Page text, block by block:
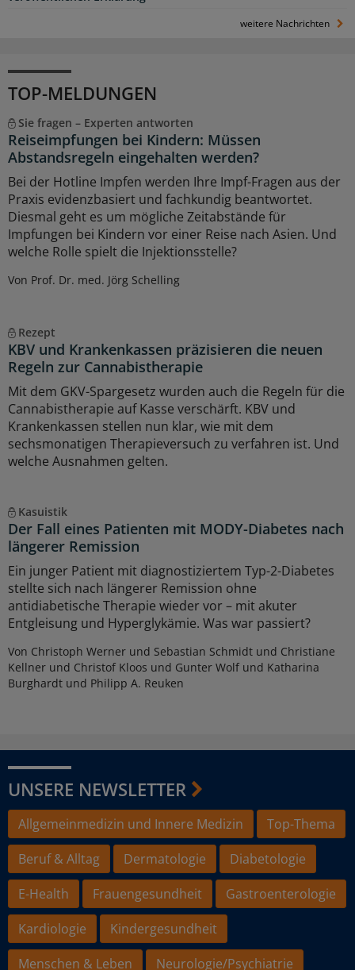
weitere Nachrichten
TOP-MELDUNGEN
Sie fragen – Experten antworten
Reiseimpfungen bei Kindern: Müssen
Abstandsregeln eingehalten werden?
Bei der Hotline Impfen werden Ihre Impf-Fragen aus der
Praxis evidenzbasiert und fachkundig beantwortet.
Diesmal geht es um mögliche Zeitabstände für
Impfungen bei Kindern vor einer Reise nach Asien. Und
welche Rolle spielt die Injektionsstelle?
Von Prof. Dr. med. Jörg Schelling
Rezept
KBV und Krankenkassen präzisieren die neuen
Regeln zur Cannabistherapie
Mit dem GKV-Spargesetz wurden auch die Regeln für die
Cannabistherapie auf Kasse verschärft. KBV und
Krankenkassen stellen nun klar, wie mit dem
sechsmonatigen Therapieversuch zu verfahren ist. Und
welche Ausnahmen gelten.
Kasuistik
Der Fall eines Patienten mit MODY-Diabetes nach
längerer Remission
Ein junger Patient mit diagnostiziertem Typ-2-Diabetes
stellte sich nach längerer Remission ohne
antidiabetische Therapie wieder vor – mit akuter
Entgleisung und Hyperglykämie. Was war passiert?
Von Christoph Werner und Sebastian Schmidt und Christiane
Kellner und Christof Kloos und Gunter Wolf und Katharina
Burghardt und Philipp A. Reuken
UNSERE NEWSLETTER
Allgemeinmedizin und Innere Medizin
Top-Thema
Beruf & Alltag
Dermatologie
Diabetologie
E-Health
Frauengesundheit
Gastroenterologie
Kardiologie
Kindergesundheit
Menschen & Leben
Neurologie/Psychiatrie